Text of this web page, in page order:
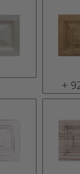
natur (unlackiert)
+